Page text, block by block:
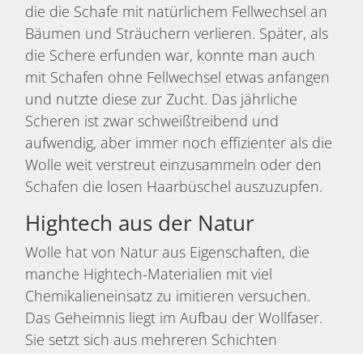
die die Schafe mit natürlichem Fellwechsel an
Bäumen und Sträuchern verlieren. Später, als
die Schere erfunden war, konnte man auch
mit Schafen ohne Fellwechsel etwas anfangen
und nutzte diese zur Zucht. Das jährliche
Scheren ist zwar schweißtreibend und
aufwendig, aber immer noch effizienter als die
Wolle weit verstreut einzusammeln oder den
Schafen die losen Haarbüschel auszuzupfen.
Hightech aus der Natur
Wolle hat von Natur aus Eigenschaften, die
manche Hightech-Materialien mit viel
Chemikalieneinsatz zu imitieren versuchen.
Das Geheimnis liegt im Aufbau der Wollfaser.
Sie setzt sich aus mehreren Schichten